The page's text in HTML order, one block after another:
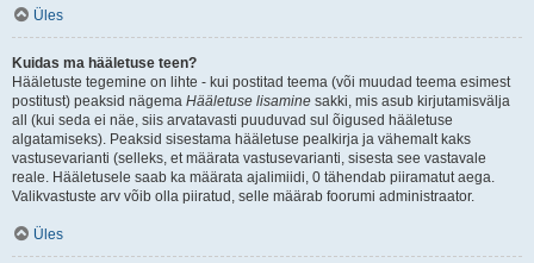
Üles
Kuidas ma hääletuse teen?
Hääletuste tegemine on lihte - kui postitad teema (või muudad teema esimest
postitust) peaksid nägema Hääletuse lisamine sakki, mis asub kirjutamisvälja
all (kui seda ei näe, siis arvatavasti puuduvad sul õigused hääletuse
algatamiseks). Peaksid sisestama hääletuse pealkirja ja vähemalt kaks
vastusevarianti (selleks, et määrata vastusevarianti, sisesta see vastavale
reale. Hääletusele saab ka määrata ajalimiidi, 0 tähendab piiramatut aega.
Valikvastuste arv võib olla piiratud, selle määrab foorumi administraator.
Üles